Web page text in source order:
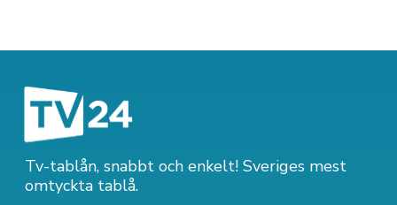
Tv-tablån, snabbt och enkelt! Sveriges mest
omtyckta tablå.